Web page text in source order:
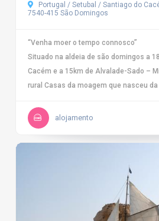
Portugal / Setubal / Santiago do
7540-415 São Domingos
“Venha moer o tempo connosco”
Situado na aldeia de são domingos a
Cacém e a 15km de Alvalade-Sado –
rural Casas da moagem que nasceu
alojamento